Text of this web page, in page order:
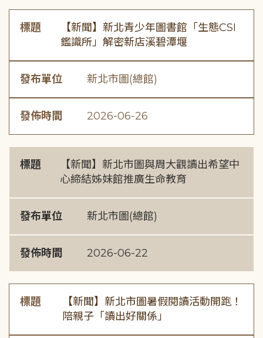
標題
【新聞】新北青少年圖書館「生態CSI
鑑識所」解密新店溪碧潭堰
發布單位 新北市圖(總館)
發佈時間 2026-06-26
標題
【新聞】新北市圖與周大觀讀出希望中
心締結姊妹館推廣生命教育
發布單位 新北市圖(總館)
發佈時間 2026-06-22
標題
【新聞】新北市圖暑假閱讀活動開跑！
陪親子「讀出好關係」